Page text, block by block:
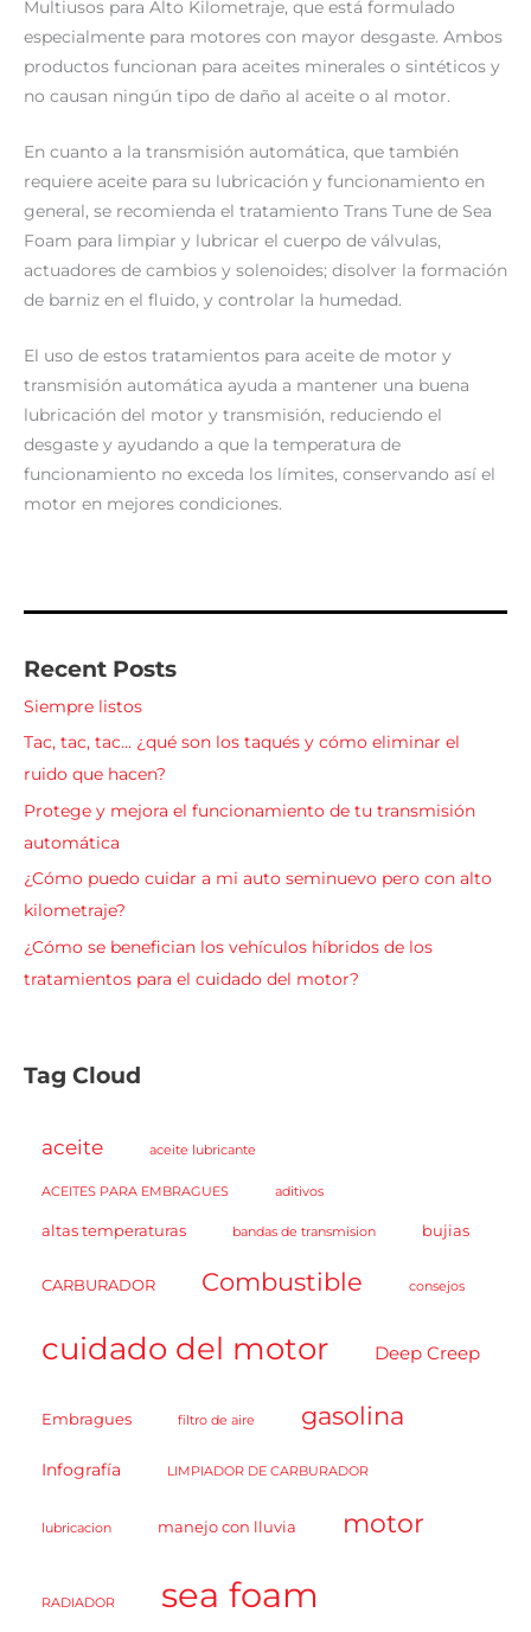
Multiusos para Alto Kilometraje, que está formulado
especialmente para motores con mayor desgaste. Ambos
productos funcionan para aceites minerales o sintéticos y
no causan ningún tipo de daño al aceite o al motor.
En cuanto a la transmisión automática, que también
requiere aceite para su lubricación y funcionamiento en
general, se recomienda el tratamiento Trans Tune de Sea
Foam para limpiar y lubricar el cuerpo de válvulas,
actuadores de cambios y solenoides; disolver la formación
de barniz en el fluido, y controlar la humedad.
El uso de estos tratamientos para aceite de motor y
transmisión automática ayuda a mantener una buena
lubricación del motor y transmisión, reduciendo el
desgaste y ayudando a que la temperatura de
funcionamiento no exceda los límites, conservando así el
motor en mejores condiciones.
Recent Posts
Siempre listos
Tac, tac, tac… ¿qué son los taqués y cómo eliminar el
ruido que hacen?
Protege y mejora el funcionamiento de tu transmisión
automática
¿Cómo puedo cuidar a mi auto seminuevo pero con alto
kilometraje?
¿Cómo se benefician los vehículos híbridos de los
tratamientos para el cuidado del motor?
Tag Cloud
aceite aceite lubricante
ACEITES PARA EMBRAGUES aditivos
altas temperaturas bandas de transmision bujias
CARBURADOR Combustible consejos
cuidado del motor Deep Creep
Embragues filtro de aire gasolina
Infografía LIMPIADOR DE CARBURADOR
lubricacion manejo con lluvia motor
RADIADOR sea foam